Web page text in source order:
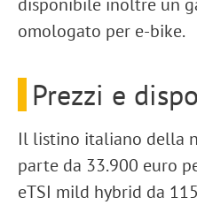
omologato per e-bike.
Prezzi e
Il listino italiano della
parte da 33.900 euro
eTSI mild hybrid da